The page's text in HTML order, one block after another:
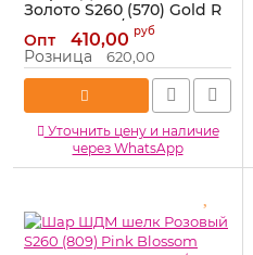
Золото S260 (570) Gold R
Яркое 50шт/уп
(Колумбия) 260570-50
Артикул: 260570-50
Опт 410,00 руб
Розница 620,00
Уточнить цену и наличие
через WhatsApp